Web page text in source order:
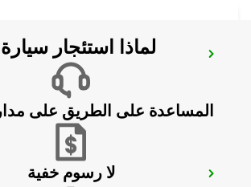
LANDVETTER AIRPORT
- SWEDEN
لماذا استئجار
المساعدة على الطريق على مدار 24
لا رسوم خفية